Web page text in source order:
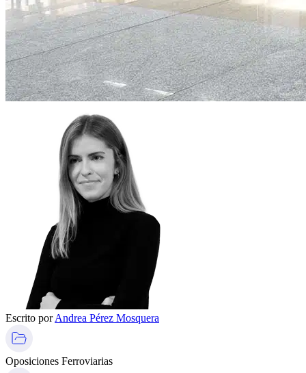
Escrito porAndrea Pérez Mosquera
Oposiciones Ferroviarias